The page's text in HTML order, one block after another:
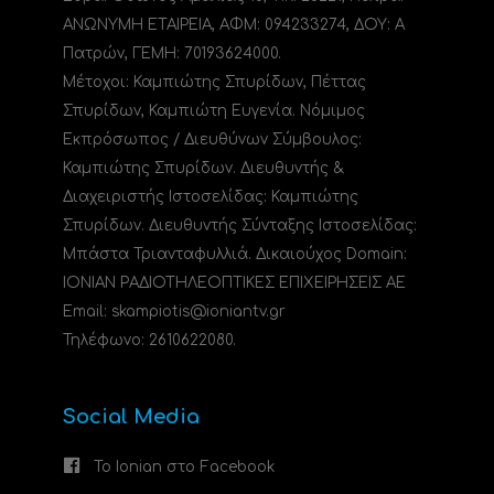
ΑΝΩΝΥΜΗ ΕΤΑΙΡΕΙΑ, ΑΦΜ: 094233274, ΔΟΥ: A
Πατρών, ΓΕΜΗ: 70193624000.
Μέτοχοι: Καμπιώτης Σπυρίδων, Πέττας
Σπυρίδων, Καμπιώτη Ευγενία. Νόμιμος
Εκπρόσωπος / Διευθύνων Σύμβουλος:
Καμπιώτης Σπυρίδων. Διευθυντής &
Διαχειριστής Ιστοσελίδας: Καμπιώτης
Σπυρίδων. Διευθυντής Σύνταξης Ιστοσελίδας:
Μπάστα Τριανταφυλλιά. Δικαιούχος Domain:
ΙΟΝΙΑΝ ΡΑΔΙΟΤΗΛΕΟΠΤΙΚΕΣ ΕΠΙΧΕΙΡΗΣΕΙΣ ΑΕ
Email: skampiotis@ioniantv.gr
Τηλέφωνο: 2610622080.
Social Media
Το Ionian στο Facebook